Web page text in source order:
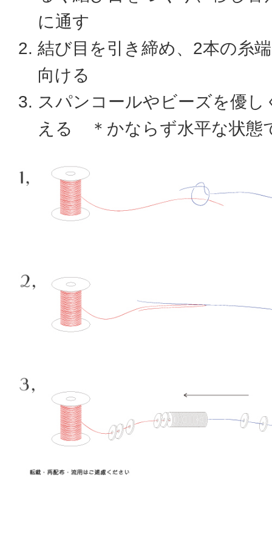
に通す
結び目を引き締め、2本の糸
向ける
スパンコールやビーズを優し
える ＊かならず水平な状態